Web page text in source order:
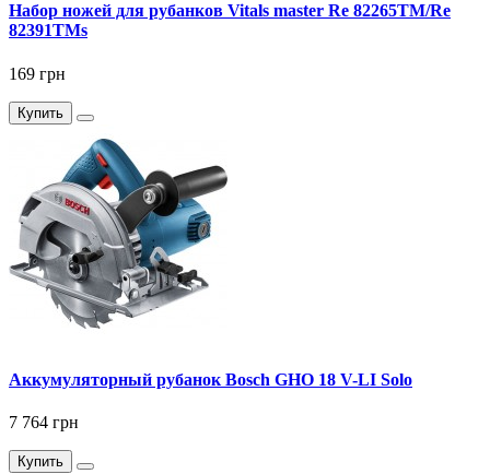
Набор ножей для рубанков Vitals master Re 82265TM/Re
82391TMs
169 грн
Купить
Аккумуляторный рубанок Bosch GHO 18 V-LI Solo
7 764 грн
Купить